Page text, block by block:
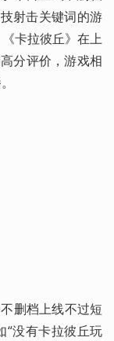
射击关键词的游
卡拉彼丘》在上
分评价，游戏相
删档上线不过短
“没有卡拉彼丘玩